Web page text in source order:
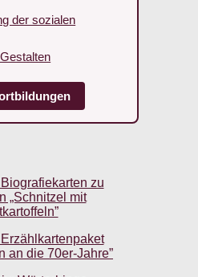
der sozialen